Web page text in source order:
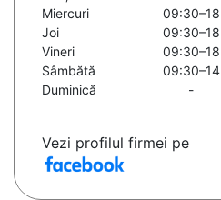
Miercuri
09:30–18
Joi
09:30–18
Vineri
09:30–18
Sâmbătă
09:30–14
Duminică
-
Vezi profilul firmei pe